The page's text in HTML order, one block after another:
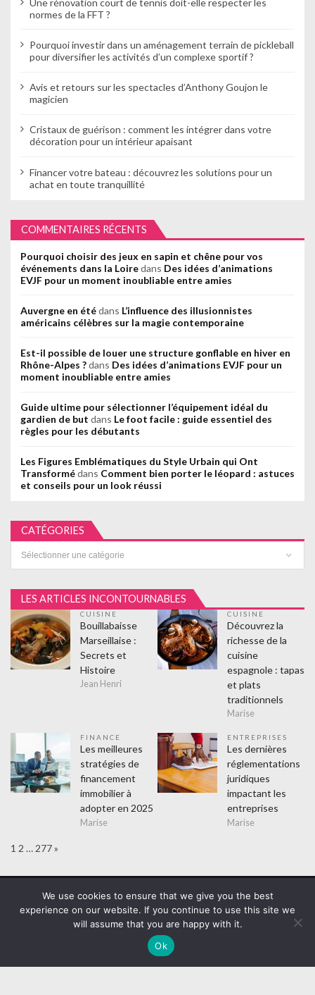
normes de la FFT ?
Pourquoi investir dans un aménagement terrain de pickleball
pour diversifier les activités d’un complexe sportif ?
Avis et retours sur les spectacles d’Anthony Goujon le
magicien
Cristaux de guérison : comment les intégrer dans votre
décoration pour un intérieur apaisant
Financer votre bateau : découvrez les solutions pour un
achat en toute tranquillité
COMMENTAIRES RÉCENTS
Pourquoi choisir des jeux en sapin et chêne pour vos
événements dans la Loiredans Des idées d’animations
EVJF pour un moment inoubliable entre amies
Auvergne en étédans L’influence des illusionnistes
américains célèbres sur la magie contemporaine
Est-il possible de louer une structure gonflable en hiver en
Rhône-Alpes ?dans Des idées d’animations EVJF pour un
moment inoubliable entre amies
Guide ultime pour sélectionner l’équipement idéal du
gardien de but dans Le foot facile : guide essentiel des
règles pour les débutants
Les Figures Emblématiques du Style Urbain qui Ont
Transformédans Comment bien porter le léopard : astuces
et conseils pour un look réussi
CATÉGORIES
LES ARTICLES INCONTOURNABLES
CUISINE
Bouillabaisse
Marseillaise :
Secrets et
Histoire
Jean Henri
CUISINE
Découvrez la
richesse de la
cuisine
espagnole : tapas
et plats
traditionnels
Marise
FINANCE
Les meilleures
stratégies de
financement
immobilier à
adopter en 2025
Marise
ENTREPRISES
Les dernières
réglementations
juridiques
impactant les
entreprises
Marise
Page:
1 2 … 277Next
»
WordPress Theme :VMagazine Lite
Assurance
Education Entreprises Cadeaux
Evènements
Formation Lifestyle Achats
Amusement
Sorties Sports
Electricien
Webmasters
We use cookies to ensure that we give you the best
experience on our website. If you continue to use this site we
will assume that you are happy with it.
Ok